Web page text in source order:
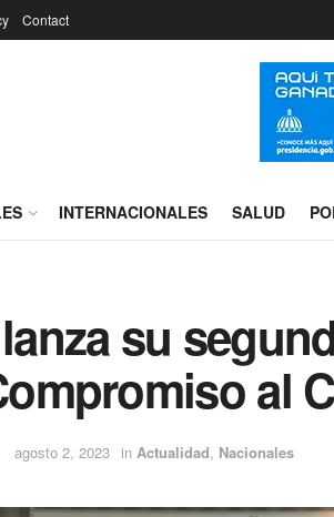
Contact
INTERNACIONALES SALUD
su
al
agosto 2, 2023 in Actualidad, Nacionales